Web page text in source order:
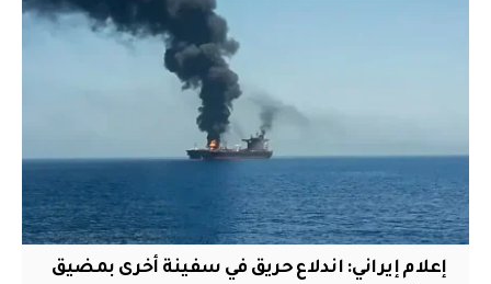
إعلام إيراني: اندلاع حريق في سفينة أخرى بمضيق